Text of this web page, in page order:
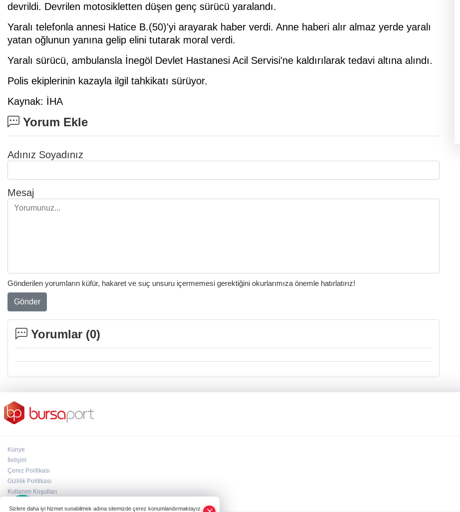
devrildi. Devrilen motosikletten düşen genç sürücü yaralandı.
Yaralı telefonla annesi Hatice B.(50)'yi arayarak haber verdi. Anne haberi alır almaz yerde yaralı
yatan oğlunun yanına gelip elini tutarak moral verdi.
Yaralı sürücü, ambulansla İnegöl Devlet Hastanesi Acil Servisi'ne kaldırılarak tedavi altına alındı.
Polis ekiplerinin kazayla ilgil tahkikatı sürüyor.
Kaynak: İHA
Yorum Ekle
Adınız Soyadınız
Mesaj
Gönderilen yorumların küfür, hakaret ve suç unsuru içermemesi gerektiğini okurlarımıza önemle hatırlatırız!
Gönder
Yorumlar (0)
Künye
İletişim
Çerez Politikası
Gizlilik Politikası
Kullanım Koşulları
Sizlere daha iyi hizmet sunabilmek adına sitemizde çerez konumlandırmaktayız.
Whatsapp×